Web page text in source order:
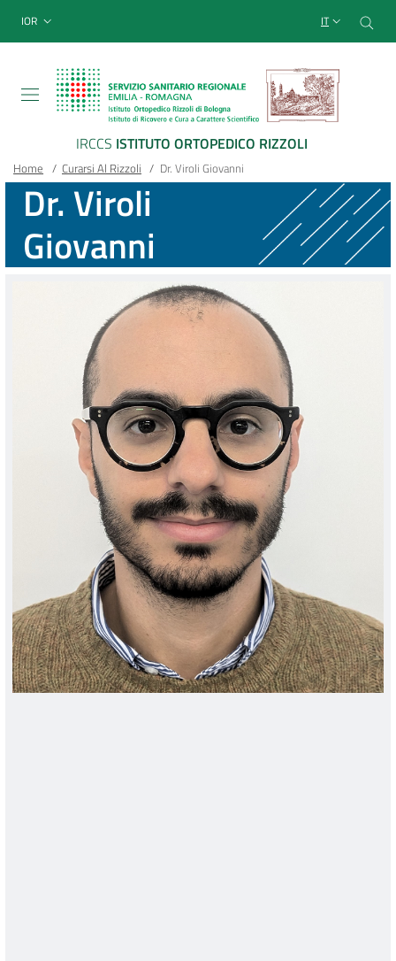
Sito Web Istituto
menu top-bar
IOR IT
IRCCS ISTITUTO ORTOPEDICO RIZZOLI
Main container
Briciole
di
pane
Home / Curarsi Al Rizzoli / Dr. Viroli Giovanni
Dr. Viroli
Giovanni